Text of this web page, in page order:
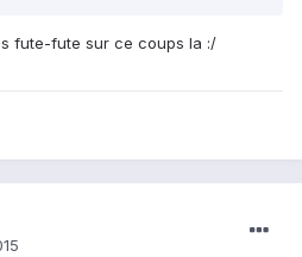
fute-fute sur ce coups la :/